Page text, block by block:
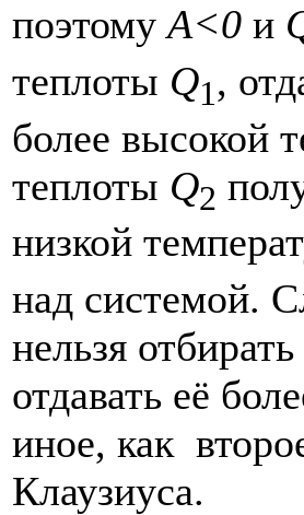
поэтомуA<0 и
теплоты Q1,
более высокой
теплоты Q2
низкой
над системой.
нельзя
отдавать её
иное, как
Клаузиуса.